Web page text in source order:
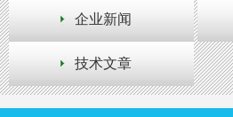
企业新闻
技术文章